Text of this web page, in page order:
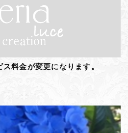
料金が変更になります。